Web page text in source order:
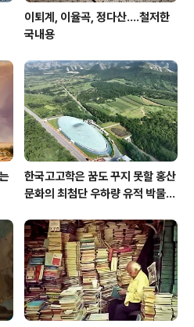
이퇴계, 이율곡, 정다산....철저한
국내용
한국고고학은 꿈도 꾸지 못할 홍산
문화의 최첨단 우하량 유적 박물관